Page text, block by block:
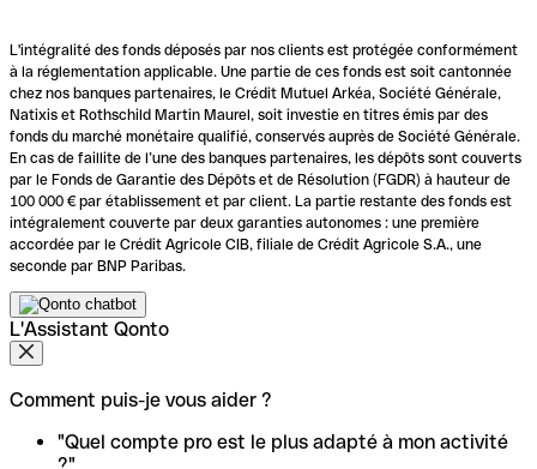
L'intégralité des fonds déposés par nos clients est protégée conformément
à la réglementation applicable. Une partie de ces fonds est soit cantonnée
chez nos banques partenaires, le Crédit Mutuel Arkéa, Société Générale,
Natixis et Rothschild Martin Maurel, soit investie en titres émis par des
fonds du marché monétaire qualifié, conservés auprès de Société Générale.
En cas de faillite de l’une des banques partenaires, les dépôts sont couverts
par le Fonds de Garantie des Dépôts et de Résolution (FGDR) à hauteur de
100 000 € par établissement et par client. La partie restante des fonds est
intégralement couverte par deux garanties autonomes : une première
accordée par le Crédit Agricole CIB, filiale de Crédit Agricole S.A., une
seconde par BNP Paribas.
L'Assistant Qonto
Comment puis-je vous aider ?
"Quel compte pro est le plus adapté à mon activité